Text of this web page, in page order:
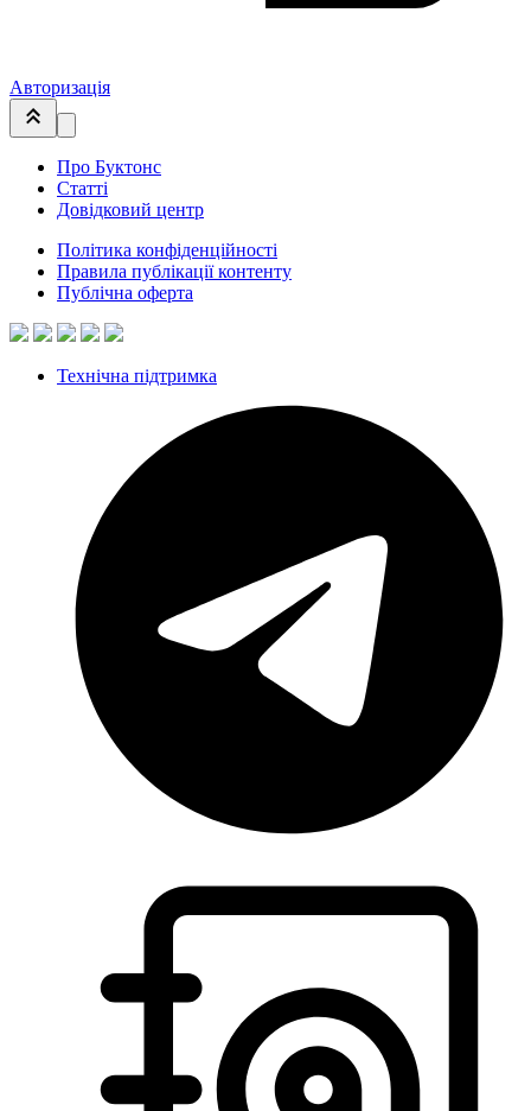
Авторизація
Про Буктонс
Статті
Довідковий центр
Політика конфіденційності
Правила публікації контенту
Публічна оферта
Технічна підтримка